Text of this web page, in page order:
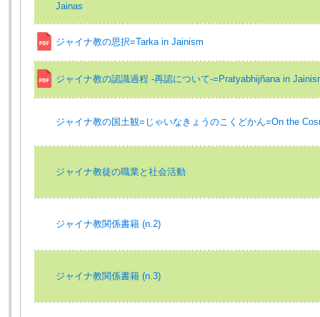
Jainas
ジャイナ教の思択=Tarka in Jainism
ジャイナ教の認識過程 -再認について-=Pratyabhijñana in
ジャイナ教の国土観=じゃいなきょうのこくどかん=On the
ジャイナ教徒の職業と社会活動
ジャイナ教関係書籍 (n.2)
ジャイナ教関係書籍 (n.3)